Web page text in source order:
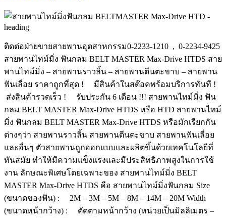
ติดต่อฝ่ายขายสายพานอุตสาหกรรม0-2233-1210 , 0-2234-9425
สายพานไทม์มิ่ง ฟันกลม BELT MASTER Max-Drive HTDS สาย
พานไทม์มิ่ง – สายพานราวลิ้น – สายพานตีนตะขาบ – สายพาน
ฟันเลื่อย ราคาถูกที่สุด ! มีสินค้าในสต๊อคพร้อมบริการทันที !
ส่งสินค้ารวดเร็ว ! รับประกัน 6 เดือน !!! สายพานไทม์มิ่ง ฟัน
กลม BELT MASTER Max-Drive HTDS หรือ HTD สายพานไทม์
มิ่ง ฟันกลม BELT MASTER Max-Drive HTDS หรือมักเรียกกัน
ต่างๆว่า สายพานราวลิ้น สายพานตีนตะขาบ สายพานฟันเลื่อย
และอื่นๆ ตัวสายพานถูกออกแบบและผลิตขึ้นด้วยเทคโนโลยีที่
ทันสมัย ทำให้มีความแข็งแรงและมีประสิทธิภาพสูงในการใช้
งาน ลักษณะพิเศษโดยเฉพาะของ สายพานไทม์มิ่ง BELT
MASTER Max-Drive HTDS คือ สายพานไทม์มิ่งฟันกลม Size
(ขนาดของฟัน) : 2M – 3M – 5M – 8M – 14M – 20M Width
(ขนาดหน้ากว้าง) : ตัดตามหน้ากว้าง (หน่วยเป็นมิลลิเมตร –